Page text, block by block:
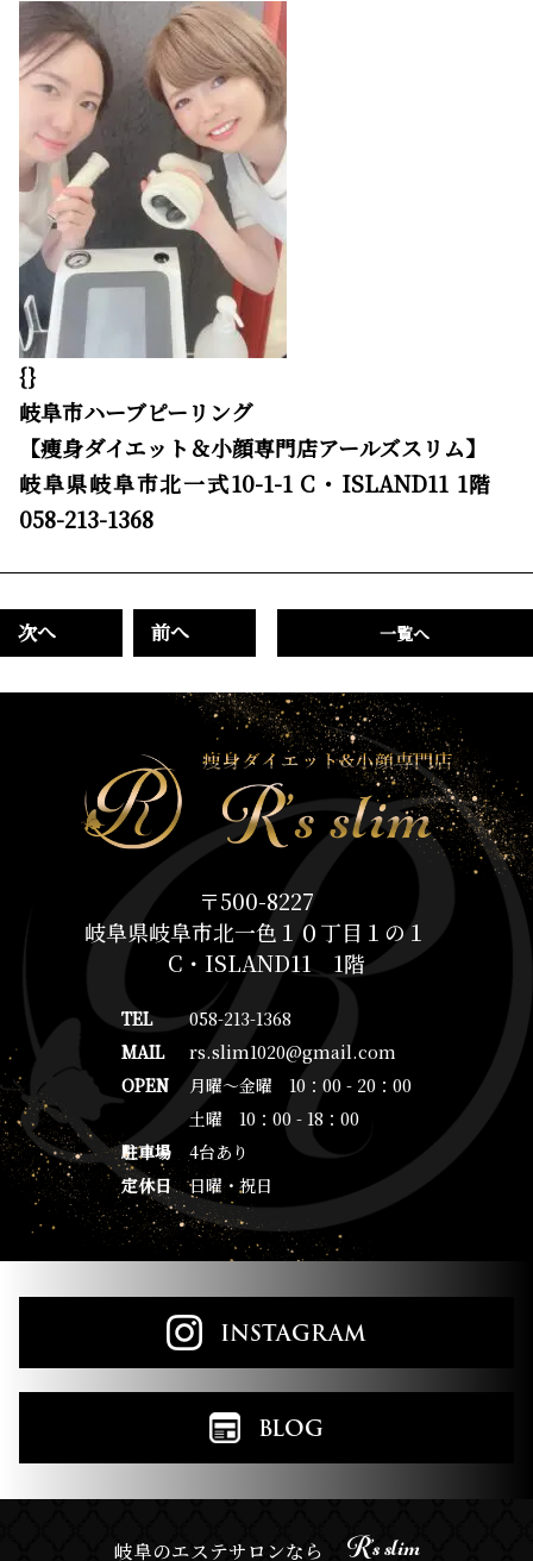
{}
岐阜市ハーブピーリング
【痩身ダイエット＆小顔専門店アールズスリム】
岐阜県岐阜市北一式10-1-1 C・ISLAND11 1階
058-213-1368
次へ 前へ 一覧へ
〒500-8227
岐阜県岐阜市北一色１０丁目１の１
C・ISLAND11 1階
TEL
058-213-1368
MAIL
rs.slim1020@gmail.com
OPEN
月曜～金曜 10：00 - 20：00
土曜 10：00 - 18：00
駐車場
4台あり
定休日
日曜・祝日
INSTAGRAM
BLOG
岐阜のエステサロンなら